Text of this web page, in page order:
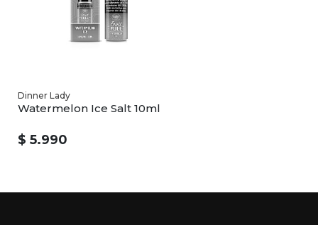
Dinner Lady
Watermelon Ice Salt 10ml
$ 5.990